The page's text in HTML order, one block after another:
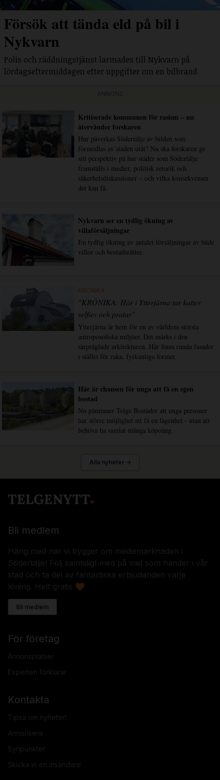
Försök att tända eld på bil i
Nykvarn
Polis och räddningstjänst larmades till Nykvarn på
lördagseftermiddagen efter uppgifter om en bilbrand
Kritiserade kommunen för rasism – nu
återvänder forskaren
Hur påverkas Södertälje av bilden som
förmedlas av staden utåt? Nu ska forskaren ge
sitt perspektiv på hur städer som Södertälje
framställs i medier, politisk retorik och
säkerhetsdiskussioner – och vilka konsekvenser
det kan få.
Nykvarn ser en tydlig ökning av
villaförsäljningar
En tydlig ökning av antalet försäljningar av både
villor och bostadsrätter.
KRÖNIKA
"KRÖNIKA: Här i Ytterjärna tar katter
selfies och pratar"
Ytterjärna är hem för en av världens största
antroposofiska miljöer. Det märks i den
särpräglade arkitekturen. Här finns runda fasader
i stället för raka, fyrkantiga former.
Här är chansen för unga att få en egen
bostad
Nu påminner Telge Bostäder att unga personer
har större möjlighet att få en lägenhet - utan att
behöva ha samlat många köpoäng.
Alla nyheter →
Bli medlem
Häng med när vi bygger om mediemarknaden i
Södertälje! Följ samtidigt med på vad som händer i vår
stad och ta del av fantastiska erbjudanden varje
löning. Helt gratis 🧡
Bli medlem
För företag
Annonsplatser
Experten förklarar
Kontakta
Tipsa om nyheter!
Annonsera
Synpunkter
Skicka in en insändare